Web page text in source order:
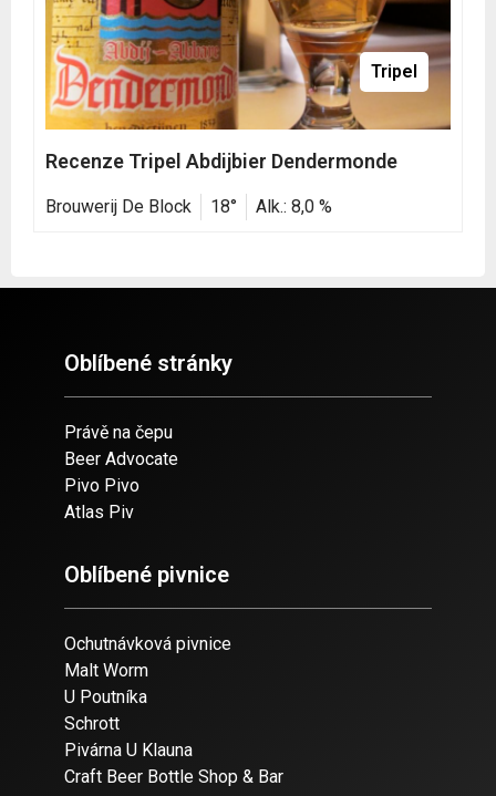
Tripel
Recenze Tripel Abdijbier Dendermonde
Brouwerij De Block 18° Alk.: 8,0 %
Oblíbené stránky
Právě na čepu
Beer Advocate
Pivo Pivo
Atlas Piv
Oblíbené pivnice
Ochutnávková pivnice
Malt Worm
U Poutníka
Schrott
Pivárna U Klauna
Craft Beer Bottle Shop & Bar